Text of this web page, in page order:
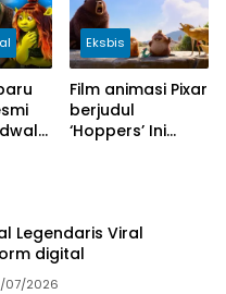
Eksbis
Film animasi Pixar
berjudul
‘Hoppers’ Ini
Legendaris Viral
digital
07/2026